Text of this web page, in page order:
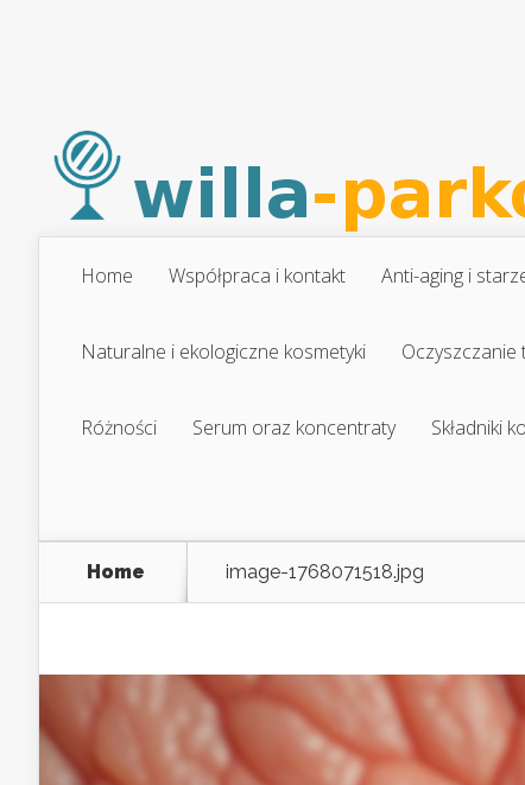
Home Współpraca i kontakt Anti-aging i
Naturalne i ekologiczne kosmetyki Oczyszczanie
Różności Serum oraz koncentraty Składniki
Home image-1768071518.jpg